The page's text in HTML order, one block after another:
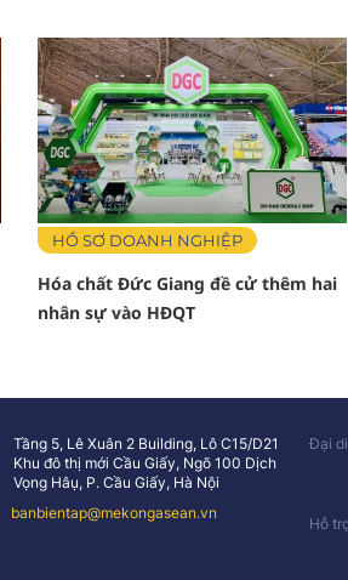
HỒ SƠ DOANH NGHIỆP
Hóa chất Đức Giang đề cử thêm hai
nhân sự vào HĐQT
Tầng 5, Lê Xuân 2 Building, Lô C15/D21
Khu đô thị mới Cầu Giấy, Ngõ 100 Dịch
Vọng Hâụ, P. Cầu Giấy, Hà Nội
banbientap@mekongasean.vn
Đại
Hỗ